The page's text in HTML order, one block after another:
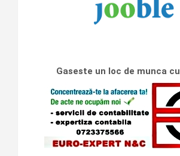
Gaseste un loc de munca cu